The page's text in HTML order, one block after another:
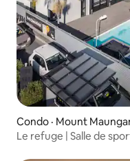
Condo · Mount
Le refuge | Salle de